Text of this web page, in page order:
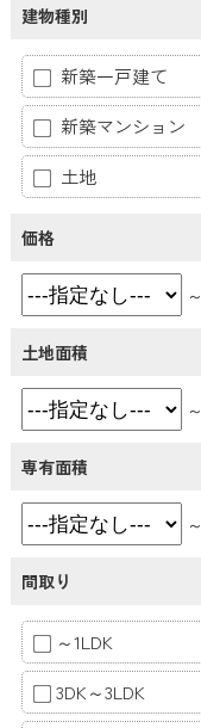
建物種別
新築一戸建て
新築マンション
土地
価格
～
土地面積
～
専有面積
～
間取り
～1LDK
3DK～3LDK